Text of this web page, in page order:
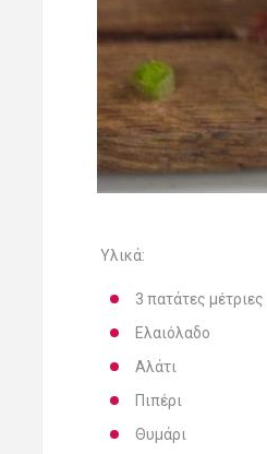
Υλικά:
3 πατάτες μέτριες
Ελαιόλαδο
Αλάτι
Πιπέρι
Θυμάρι